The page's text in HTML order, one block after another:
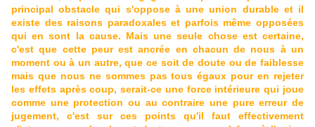
principal obstacle qui s'oppose à une union durable et il
existe des raisons paradoxales et parfois même opposées
qui en sont la cause. Mais une seule chose est certaine,
c'est que cette peur est ancrée en chacun de nous à un
moment ou à un autre, que ce soit de doute ou de faiblesse
mais que nous ne sommes pas tous égaux pour en rejeter
les effets après coup, serait-ce une force intérieure qui joue
comme une protection ou au contraire une pure erreur de
jugement, c'est sur ces points qu'il faut effectivement